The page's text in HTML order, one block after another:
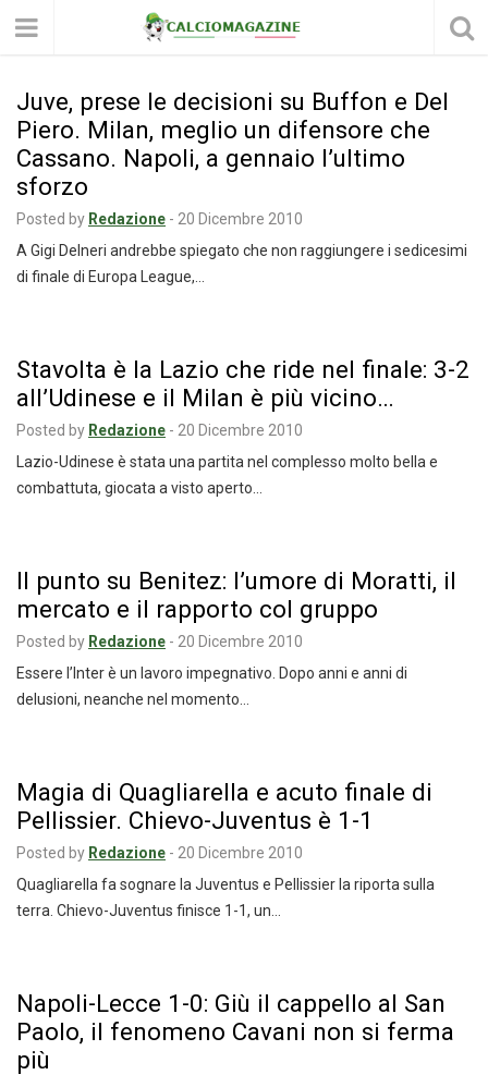
Juve, prese le decisioni su Buffon e Del
Piero. Milan, meglio un difensore che
Cassano. Napoli, a gennaio l’ultimo
sforzo
Posted by Redazione - 20 Dicembre 2010
A Gigi Delneri andrebbe spiegato che non raggiungere i sedicesimi
di finale di Europa League,…
Stavolta è la Lazio che ride nel finale: 3-2
all’Udinese e il Milan è più vicino…
Posted by Redazione - 20 Dicembre 2010
Lazio-Udinese è stata una partita nel complesso molto bella e
combattuta, giocata a visto aperto…
Il punto su Benitez: l’umore di Moratti, il
mercato e il rapporto col gruppo
Posted by Redazione - 20 Dicembre 2010
Essere l’Inter è un lavoro impegnativo. Dopo anni e anni di
delusioni, neanche nel momento…
Magia di Quagliarella e acuto finale di
Pellissier. Chievo-Juventus è 1-1
Posted by Redazione - 20 Dicembre 2010
Quagliarella fa sognare la Juventus e Pellissier la riporta sulla
terra. Chievo-Juventus finisce 1-1, un…
Napoli-Lecce 1-0: Giù il cappello al San
Paolo, il fenomeno Cavani non si ferma
più